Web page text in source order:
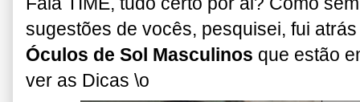
sugestões de vocês, pesquisei, fui
Óculos de Sol Masculinos que estão
ver as Dicas \o